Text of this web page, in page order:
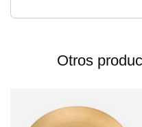
Otros